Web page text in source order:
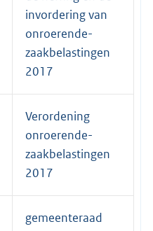
invordering van
onroerende-
zaakbelastingen
2017
Verordening
onroerende-
zaakbelastingen
2017
gemeenteraad